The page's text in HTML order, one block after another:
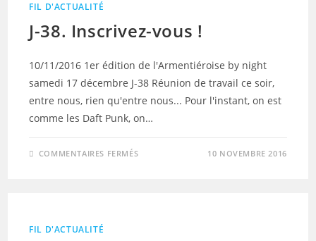
FIL D'ACTUALITÉ
J-38. Inscrivez-vous !
10/11/2016 1er édition de l'Armentiéroise by night
samedi 17 décembre J-38 Réunion de travail ce soir,
entre nous, rien qu'entre nous... Pour l'instant, on est
comme les Daft Punk, on…
COMMENTAIRES FERMÉSSUR 10 NOVEMBRE 2016
FIL D'ACTUALITÉ